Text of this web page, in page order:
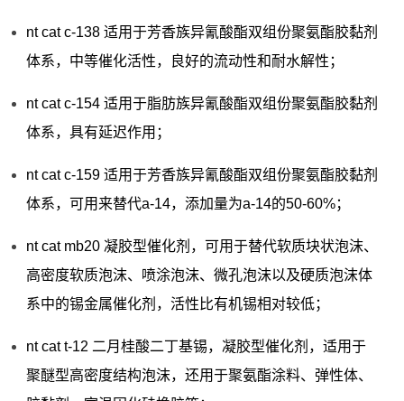
nt cat c-138 适用于芳香族异氰酸酯双组份聚氨酯胶黏剂
体系，中等催化活性，良好的流动性和耐水解性；
nt cat c-154 适用于脂肪族异氰酸酯双组份聚氨酯胶黏剂
体系，具有延迟作用；
nt cat c-159 适用于芳香族异氰酸酯双组份聚氨酯胶黏剂
体系，可用来替代a-14，添加量为a-14的50-60%；
nt cat mb20 凝胶型催化剂，可用于替代软质块状泡沫、
高密度软质泡沫、喷涂泡沫、微孔泡沫以及硬质泡沫体
系中的锡金属催化剂，活性比有机锡相对较低；
nt cat t-12 二月桂酸二丁基锡，凝胶型催化剂，适用于
聚醚型高密度结构泡沫，还用于聚氨酯涂料、弹性体、